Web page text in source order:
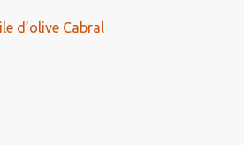
d’olive Cabral